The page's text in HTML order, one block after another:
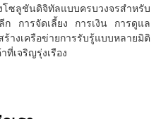
ชันดิจิทัลแบบครบวงจรสำหรับ
การจัดเลี้ยง การเงิน การดูแล
างเครือข่ายการรับรู้แบบหลายมิติ
ที่เจริญรุ่งเรือง